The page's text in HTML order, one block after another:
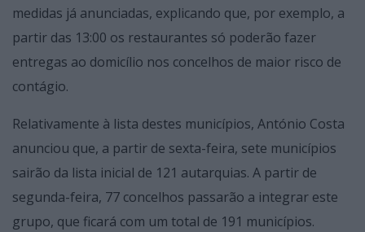
medidas já anunciadas, explicando que, por exemplo, a
partir das 13:00 os restaurantes só poderão fazer
entregas ao domicílio nos concelhos de maior risco de
contágio.
Relativamente à lista destes municípios, António Costa
anunciou que, a partir de sexta-feira, sete municípios
sairão da lista inicial de 121 autarquias. A partir de
segunda-feira, 77 concelhos passarão a integrar este
grupo, que ficará com um total de 191 municípios.